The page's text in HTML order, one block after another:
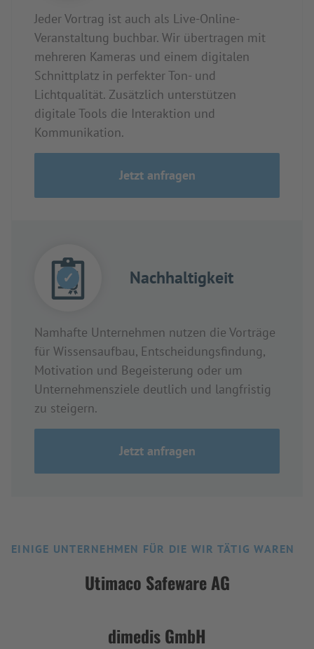
Jeder Vortrag ist auch als Live-Online-
Veranstaltung buchbar. Wir übertragen mit
mehreren Kameras und einem digitalen
Schnittplatz in perfekter Ton- und
Lichtqualität. Zusätzlich unterstützen
digitale Tools die Interaktion und
Kommunikation.
Jetzt anfragen
✓ Nachhaltigkeit
Namhafte Unternehmen nutzen die Vorträge
für Wissensaufbau, Entscheidungsfindung,
Motivation und Begeisterung oder um
Unternehmensziele deutlich und langfristig
zu steigern.
Jetzt anfragen
EINIGE UNTERNEHMEN FÜR DIE WIR TÄTIG WAREN
Utimaco Safeware AG
dimedis GmbH